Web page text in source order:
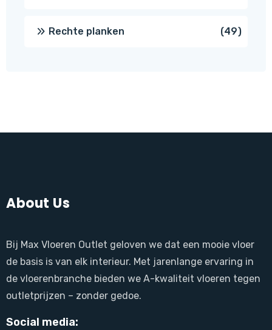
Rechte planken 4949
About Us
Bij Max Vloeren Outlet geloven we dat een mooie vloer
de basis is van elk interieur. Met jarenlange ervaring in
de vloerenbranche bieden we A-kwaliteit vloeren tegen
outletprijzen – zonder gedoe.
Social media: